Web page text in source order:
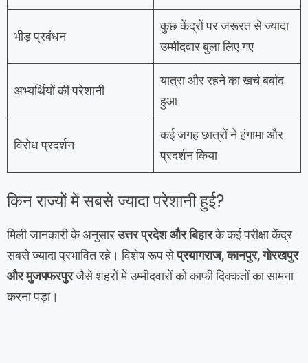
भीड़ प्रबंधन
कुछ केंद्रों पर जरूरत से ज्यादा
उम्मीदवार बुला लिए गए
अभ्यर्थियों की परेशानी
यात्रा और रहने का खर्च बर्बाद
हुआ
विरोध प्रदर्शन
कई जगह छात्रों ने हंगामा और
प्रदर्शन किया
किन राज्यों में सबसे ज्यादा परेशानी हुई?
मिली जानकारी के अनुसारउत्तर प्रदेश और बिहारके कई परीक्षा केंद्र
सबसे ज्यादा प्रभावित रहे। विशेष रूप सेप्रयागराज, कानपुर, गोरखपुर
और मुजफ्फरपुरजैसे शहरों में उम्मीदवारों को काफी दिक्कतों का सामना
करना पड़ा।